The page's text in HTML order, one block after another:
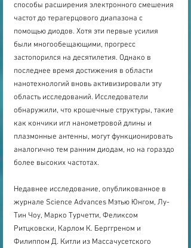
способы расширения электронного смешения
частот до терагерцового диапазона с
помощью диодов. Хотя эти первые усилия
были многообещающими, прогресс
застопорился на десятилетия. Однако в
последнее время достижения в области
нанотехнологий вновь активизировали эту
область исследований. Исследователи
обнаружили, что крошечные структуры, такие
как кончики игл нанометровой длины и
плазмонные антенны, могут функционировать
аналогично тем ранним диодам, но на гораздо
более высоких частотах.
Недавнее исследование, опубликованное в
журнале Science Advances Мэтью Юнгом, Лу-
Тин Чоу, Марко Турчетти, Феликсом
Ритцковски, Карлом К. Берггреном и
Филиппом Д. Китли из Массачусетского